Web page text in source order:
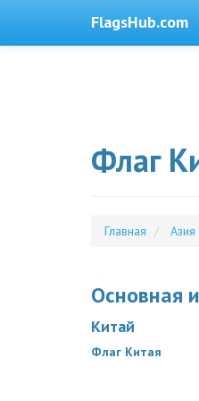
FlagsHub.com
Флаг
Главная Азия
Основная
Китай
Флаг Китая